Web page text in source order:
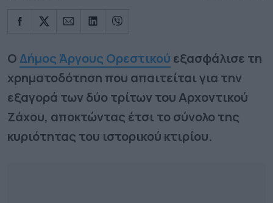
OΔήμος Άργους Ορεστικού εξασφάλισε τη
χρηματοδότηση που απαιτείται για την
εξαγορά των δύο τρίτων του Αρχοντικού
Ζάχου, αποκτώντας έτσι το σύνολο της
κυριότητας του ιστορικού κτιρίου.